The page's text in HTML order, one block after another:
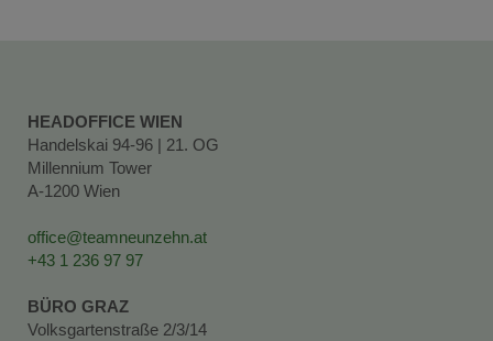
HEADOFFICE WIEN
Handelskai 94-96 | 21. OG
Millennium Tower
A-1200 Wien
office@teamneunzehn.at
+43 1 236 97 97
BÜRO GRAZ
Volksgartenstraße 2/3/14